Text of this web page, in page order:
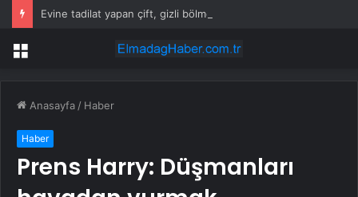
Menü
Anasayfa / Haber
Haber
Prens Harry: Düşmanları